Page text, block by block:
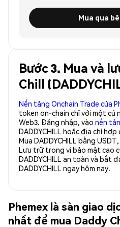
Mua qua
Bước 3. Mua và
Chill
Nền tảng Onchain Trade của
token on-chain chỉ với một cú
Web3. Đăng nhập, vào nền
DADDYCHILL hoặc địa chỉ
Mua DADDYCHILL bằng
Lưu trữ trong ví bảo mật cao
DADDYCHILL an toàn và bắt
DADDYCHILL ngay hôm nay.
Phemex là sàn giao
nhất để mua Daddy